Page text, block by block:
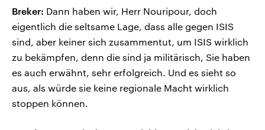
Breker: Dann haben wir, Herr Nouripour, doch
eigentlich die seltsame Lage, dass alle gegen ISIS
sind, aber keiner sich zusammentut, um ISIS wirklich
zu bekämpfen, denn die sind ja militärisch, Sie haben
es auch erwähnt, sehr erfolgreich. Und es sieht so
aus, als würde sie keine regionale Macht wirklich
stoppen können.